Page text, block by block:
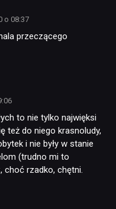
o 08:37
przeczącego
to nie tylko najwięksi
też do niego krasnoludy,
i nie były w stanie
(trudno mi to
choć rzadko, chętni.